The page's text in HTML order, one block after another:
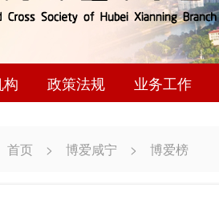
政策法规 业务工作
首页 > 博爱咸宁 > 博爱榜